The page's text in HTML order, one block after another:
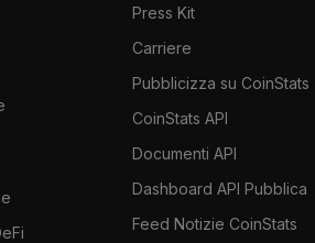
Press Kit
Carriere
Pubblicizza su CoinStats
CoinStats API
Documenti API
Dashboard API Pubblica
Feed Notizie CoinStats